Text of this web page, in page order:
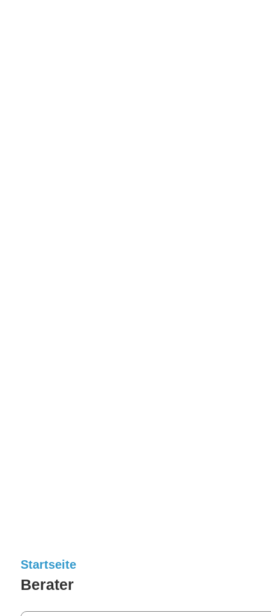
Startseite
Berater